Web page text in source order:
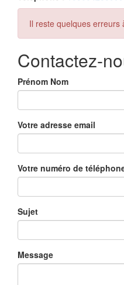
Il reste quelques erreurs
Contactez-
Prénom Nom
Votre adresse email
Votre numéro de
Sujet
Message